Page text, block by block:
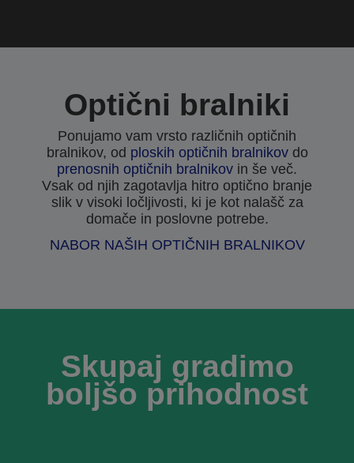
Optični bralniki
Ponujamo vam vrsto različnih optičnih
bralnikov, od ploskih optičnih bralnikovdo
prenosnih optičnih bralnikov in še več.
Vsak od njih zagotavlja hitro optično branje
slik v visoki ločljivosti, ki je kot nalašč za
domače in poslovne potrebe.
NABOR NAŠIH OPTIČNIH BRALNIKOV
Skupaj gradimo
boljšo prihodnost